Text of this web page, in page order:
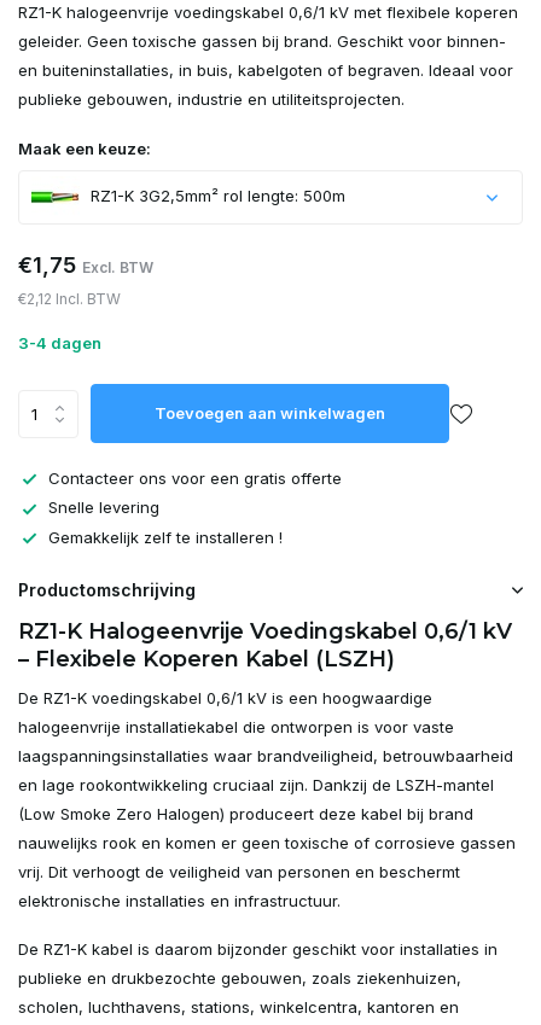
RZ1-K halogeenvrije voedingskabel 0,6/1 kV met flexibele koperen
geleider. Geen toxische gassen bij brand. Geschikt voor binnen-
en buiteninstallaties, in buis, kabelgoten of begraven. Ideaal voor
publieke gebouwen, industrie en utiliteitsprojecten.
Maak een keuze:
RZ1-K 3G2,5mm² rol lengte: 500m
€1,75 Excl. BTW
€2,12 Incl. BTW
3-4 dagen
Toevoegen aan winkelwagen
Contacteer ons voor een gratis offerte
Snelle levering
Gemakkelijk zelf te installeren !
Productomschrijving
RZ1-K Halogeenvrije Voedingskabel 0,6/1 kV
– Flexibele Koperen Kabel (LSZH)
De RZ1-K voedingskabel 0,6/1 kV is een hoogwaardige
halogeenvrije installatiekabel die ontworpen is voor vaste
laagspanningsinstallaties waar brandveiligheid, betrouwbaarheid
en lage rookontwikkeling cruciaal zijn. Dankzij de LSZH-mantel
(Low Smoke Zero Halogen) produceert deze kabel bij brand
nauwelijks rook en komen er geen toxische of corrosieve gassen
vrij. Dit verhoogt de veiligheid van personen en beschermt
elektronische installaties en infrastructuur.
De RZ1-K kabel is daarom bijzonder geschikt voor installaties in
publieke en drukbezochte gebouwen, zoals ziekenhuizen,
scholen, luchthavens, stations, winkelcentra, kantoren en